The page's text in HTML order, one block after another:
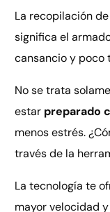
La recopilación
significa el
cansancio y poco
No se trata
estar preparado
menos estrés.
través de la
La tecnología te
mayor velocidad